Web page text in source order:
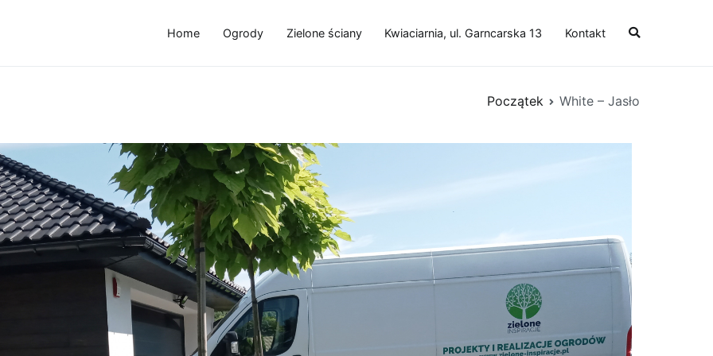
Home Ogrody Zielone ściany Kwiaciarnia, ul. Garncarska 13 Kontakt
Początek White – Jasło